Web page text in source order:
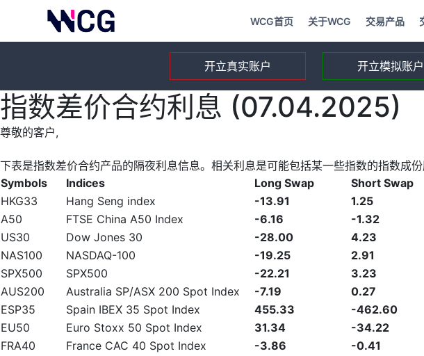
WCG首页 关于WCG 交易产品
开立真实账户 开立模拟账户
指数差价合约利息 (07.04.2025)
尊敬的客户,
下表是指数差价合约产品的隔夜利息信息。相关利息是可能包括某一些指数的指数成份
Symbols
Indices Long Swap
Short Swap
HKG33
Hang Seng index -13.91
1.25
A50
FTSE China A50 Index -6.16
-1.32
US30
Dow Jones 30 -28.00
4.23
NAS100
NASDAQ-100 -19.25
2.91
SPX500
SPX500 -22.21
3.23
AUS200
Australia SP/ASX 200 Spot Index -7.19
0.27
ESP35
Spain IBEX 35 Spot Index 455.33
-462.60
EU50
Euro Stoxx 50 Spot Index 31.34
-34.22
FRA40
France CAC 40 Spot Index -3.86
-0.41